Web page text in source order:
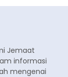
Jemaat
informasi
mengenai